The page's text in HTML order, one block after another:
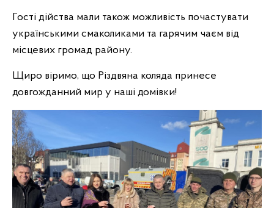
Гості дійства мали також можливість почастувати
українськими смаколиками та гарячим чаєм від
місцевих громад району.
Щиро віримо, що Різдвяна коляда принесе
довгожданний мир у наші домівки!